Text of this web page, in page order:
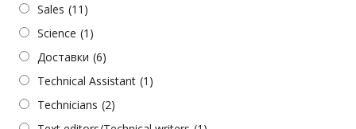
Sales (11)
Science (1)
Доставки (6)
Technical Assistant (1)
Technicians (2)